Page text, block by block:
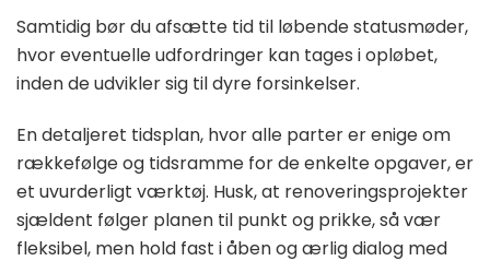
Samtidig bør du afsætte tid til løbende statusmøder,
hvor eventuelle udfordringer kan tages i opløbet,
inden de udvikler sig til dyre forsinkelser.
En detaljeret tidsplan, hvor alle parter er enige om
rækkefølge og tidsramme for de enkelte opgaver, er
et uvurderligt værktøj. Husk, at renoveringsprojekter
sjældent følger planen til punkt og prikke, så vær
fleksibel, men hold fast i åben og ærlig dialog med